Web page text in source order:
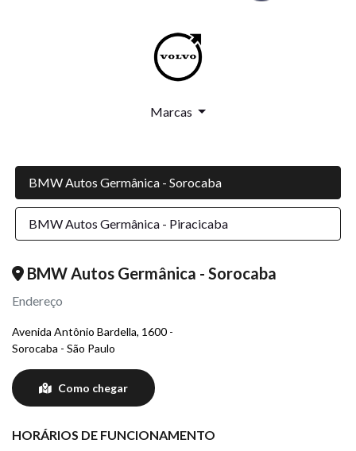
Marcas
BMW Autos Germânica - Sorocaba
BMW Autos Germânica - Piracicaba
BMW Autos Germânica - Sorocaba
Endereço
Avenida Antônio Bardella, 1600 -
Sorocaba - São Paulo
Como chegar
HORÁRIOS DE FUNCIONAMENTO